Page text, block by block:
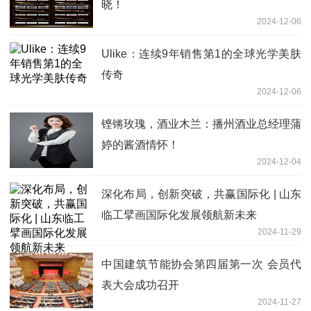
晓！
2024-12-06
Ulike：连续9年销售第1的全球光学美肤
传奇
2024-12-06
铿锵玫瑰，酒业木兰：播州酒业总经理蒲
婷的酱酒情怀！
2024-12-04
深化布局，创新突破，共赢国际化 | 山东
临工擘画国际化发展领航新未来
2024-11-29
中国建筑节能协会第四届第一次 会员代
表大会成功召开
2024-11-27